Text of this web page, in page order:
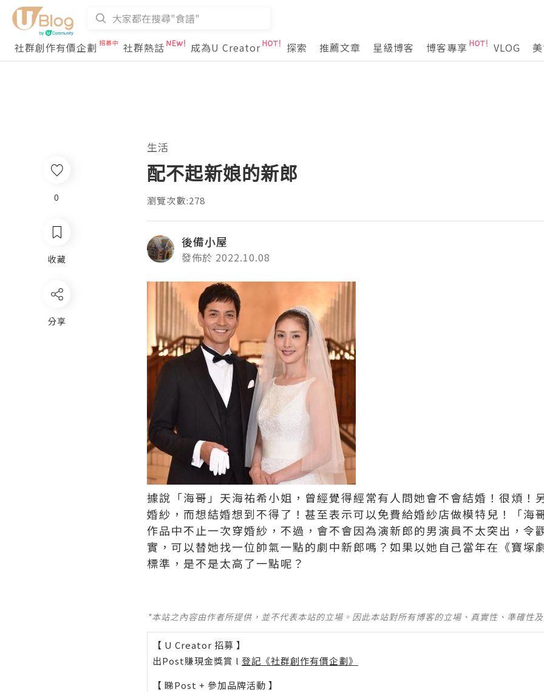
社群創作有價企劃
社群熱話 成為U Creator 探索 推薦文章 星級博客 博客專享 VLOG
生活
配不起新娘的新郎
瀏覽次數:278
後備小屋
發佈於 2022.10.08
據說「海哥」天海祐希小姐，曾經覺得經常有人問她會不會結婚！很煩！
婚紗，而想結婚想到不得了！甚至表示可以免費給婚紗店做模特兒！「海
作品中不止一次穿婚紗，不過，會不會因為演新郎的男演員不太突出，令
實，可以替她找一位帥氣一點的劇中新郎嗎？如果以她自己當年在《寶塚
標準，是不是太高了一點呢？
*本站之內容由作者所提供，並不代表本站的立場。因此本站對所有博客的立場、真實性、準確性
【 U Creator 招募 】
出Post賺現金獎賞 l 登記《社群創作有價企劃》
【 睇Post + 參加品牌活動 】
0
收藏
分享